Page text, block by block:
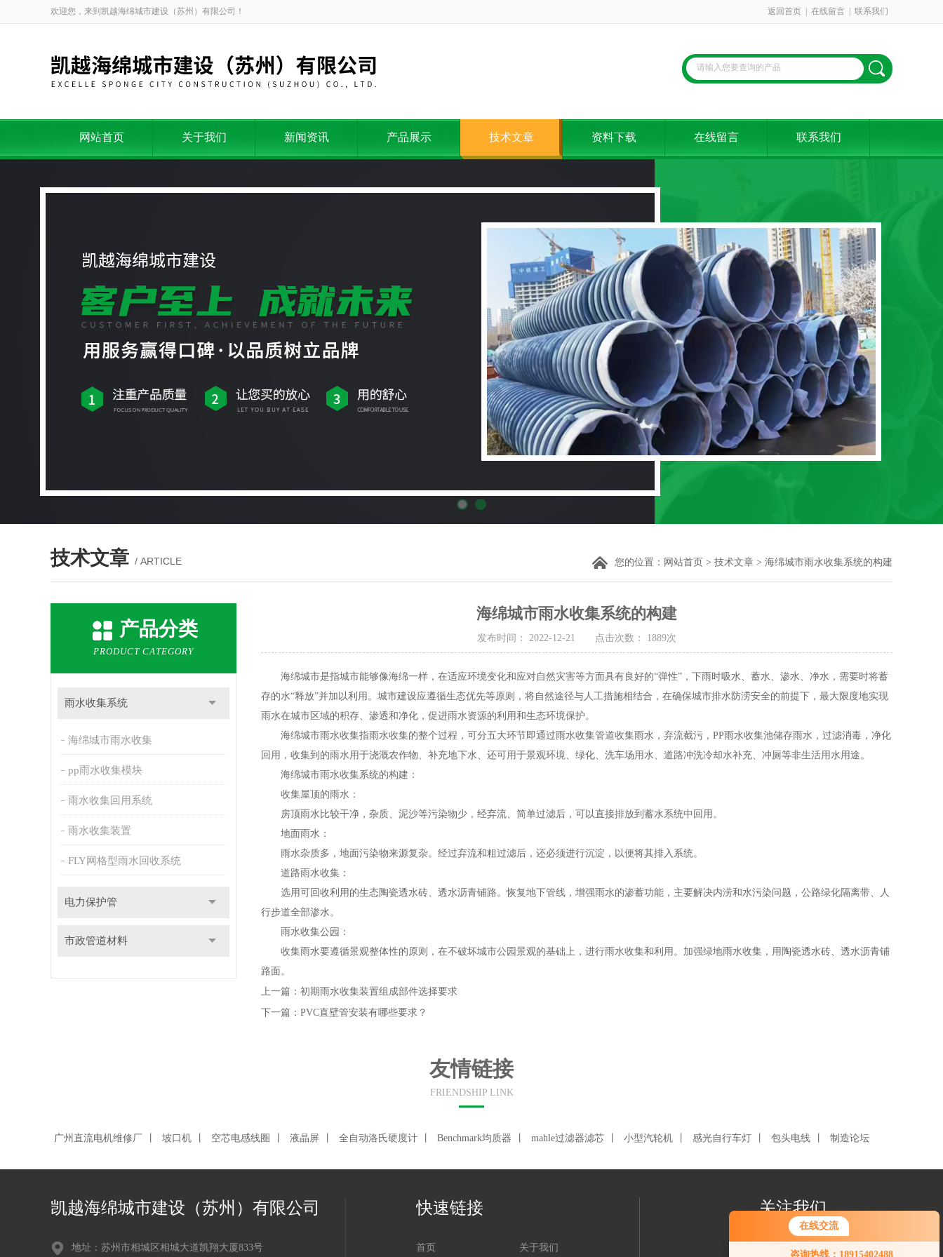
在线交流
咨询热线：18915402488
欢迎您，来到凯越海绵城市建设（苏州）有限公司！ 返回首页 在线留言 联系我们
网站首页 关于我们 新闻资讯 产品展示 技术文章 资料下载 在线留言 联系我们
技术文章 / ARTICLE 您的位置： 网站首页 > 技术文章 > 海绵城市雨水收集系统的构建
产品分类
PRODUCT CATEGORY
雨水收集系统
海绵城市雨水收集
pp雨水收集模块
雨水收集回用系统
雨水收集装置
FLY网格型雨水回收系统
电力保护管
市政管道材料
海绵城市雨水收集系统的构建
发布时间： 2022-12-21 点击次数： 1889次
海绵城市是指城市能够像海绵一样，在适应环境变化和应对自然灾害等方面具有良好的“弹性”，下雨时吸水、蓄水、渗水、净水，需要时将蓄
存的水“释放”并加以利用。城市建设应遵循生态优先等原则，将自然途径与人工措施相结合，在确保城市排水防涝安全的前提下，最大限度地实现
雨水在城市区域的积存、渗透和净化，促进雨水资源的利用和生态环境保护。
海绵城市雨水收集指雨水收集的整个过程，可分五大环节即通过雨水收集管道收集雨水，弃流截污，PP雨水收集池储存雨水，过滤消毒，净化
回用，收集到的雨水用于浇溉农作物、补充地下水、还可用于景观环境、绿化、洗车场用水、道路冲洗冷却水补充、冲厕等非生活用水用途。
海绵城市雨水收集系统的构建：
收集屋顶的雨水：
房顶雨水比较干净，杂质、泥沙等污染物少，经弃流、简单过滤后，可以直接排放到蓄水系统中回用。
地面雨水：
雨水杂质多，地面污染物来源复杂。经过弃流和粗过滤后，还必须进行沉淀，以便将其排入系统。
道路雨水收集：
选用可回收利用的生态陶瓷透水砖、透水沥青铺路。恢复地下管线，增强雨水的渗蓄功能，主要解决内涝和水污染问题，公路绿化隔离带、人
行步道全部渗水。
雨水收集公园：
收集雨水要遵循景观整体性的原则，在不破坏城市公园景观的基础上，进行雨水收集和利用。加强绿地雨水收集，用陶瓷透水砖、透水沥青铺
路面。
上一篇： 初期雨水收集装置组成部件选择要求
下一篇： PVC直壁管安装有哪些要求？
友情链接
FRIENDSHIP LINK
广州直流电机维修厂 坡口机 空芯电感线圈 液晶屏 全自动洛氏硬度计 Benchmark均质器 mahle过滤器滤芯 小型汽轮机 感光自行车灯 包头电线 制造论坛
凯越海绵城市建设（苏州）有限公司
地址：苏州市相城区相城大道凯翔大厦833号
快速链接
首页 关于我们
关注我们